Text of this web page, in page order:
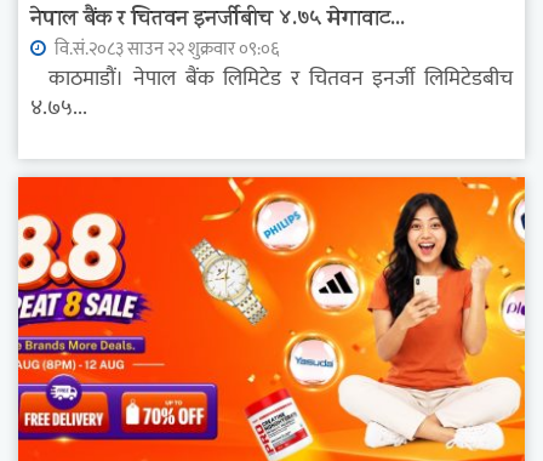
नेपाल बैंक र चितवन इनर्जीबीच ४.७५ मेगावाट...
वि.सं.२०८३ साउन २२ शुक्रवार ०९:०६
काठमाडौं। नेपाल बैंक लिमिटेड र चितवन इनर्जी लिमिटेडबीच
४.७५...